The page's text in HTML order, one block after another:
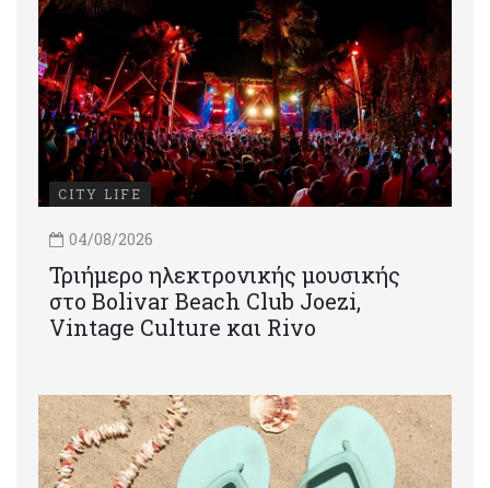
CITY LIFE
04/08/2026
Τριήμερο ηλεκτρονικής μουσικής
στο Bolivar Beach Club Joezi,
Vintage Culture και Rivo